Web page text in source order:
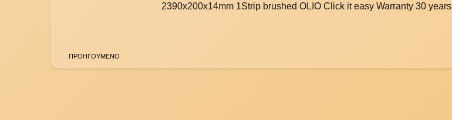
2390x200x14mm 1Strip brushed OLIO Click it easy Warranty 30 years
ΠΡΟΗΓΟΥΜΕΝΟ